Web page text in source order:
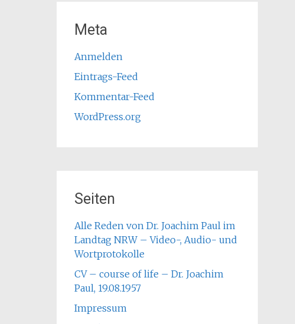
Meta
Anmelden
Eintrags-Feed
Kommentar-Feed
WordPress.org
Seiten
Alle Reden von Dr. Joachim Paul im
Landtag NRW – Video-, Audio- und
Wortprotokolle
CV – course of life – Dr. Joachim
Paul, 19.08.1957
Impressum